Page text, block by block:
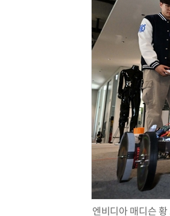
엔비디아 매디슨